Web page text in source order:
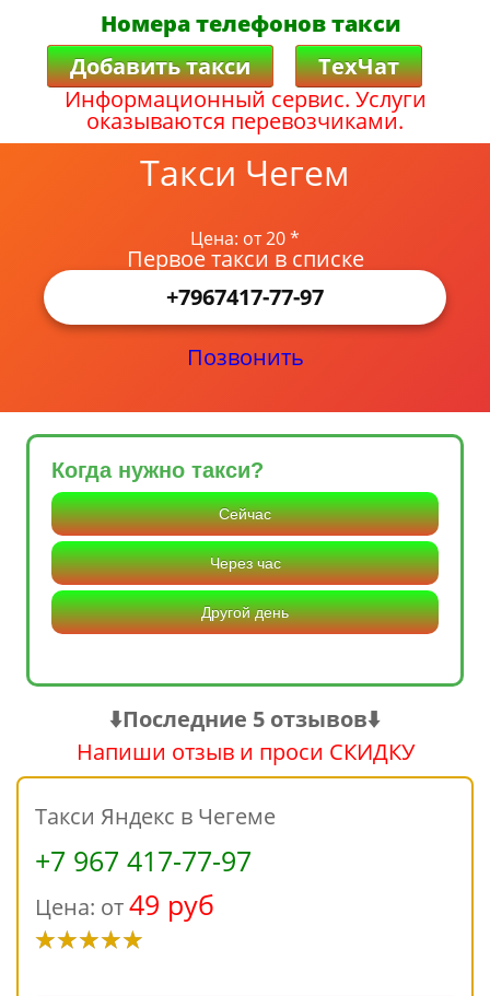
Номера телефонов такси
Добавить такси
ТехЧат
Информационный сервис. Услуги
оказываются перевозчиками.
Такси Чегем
Цена: от 20 *
Первое такси в списке
+7967417-77-97
Позвонить
Когда нужно такси?
Сейчас
Через час
Другой день
⬇️Последние 5 отзывов⬇️
Напиши отзыв и проси СКИДКУ
Такси Яндекс в Чегеме
+7 967 417-77-97
Цена: от49 руб